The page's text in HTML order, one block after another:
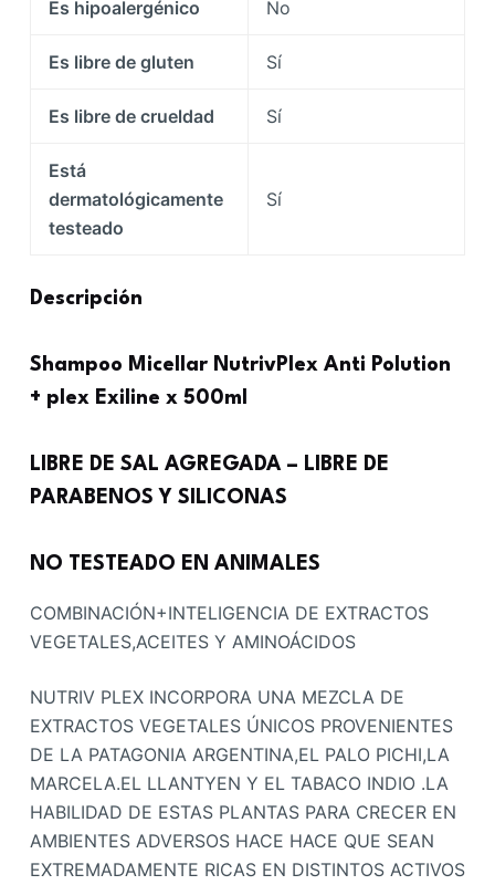
Es hipoalergénico No
Es libre de gluten Sí
Es libre de crueldad Sí
Está
dermatológicamente
testeado
Sí
Descripción
Shampoo Micellar NutrivPlex Anti Polution
+ plex Exiline x 500ml
LIBRE DE SAL AGREGADA – LIBRE DE
PARABENOS Y SILICONAS
NO TESTEADO EN ANIMALES
COMBINACIÓN+INTELIGENCIA DE EXTRACTOS
VEGETALES,ACEITES Y AMINOÁCIDOS
NUTRIV PLEX INCORPORA UNA MEZCLA DE
EXTRACTOS VEGETALES ÚNICOS PROVENIENTES
DE LA PATAGONIA ARGENTINA,EL PALO PICHI,LA
MARCELA.EL LLANTYEN Y EL TABACO INDIO .LA
HABILIDAD DE ESTAS PLANTAS PARA CRECER EN
AMBIENTES ADVERSOS HACE HACE QUE SEAN
EXTREMADAMENTE RICAS EN DISTINTOS ACTIVOS